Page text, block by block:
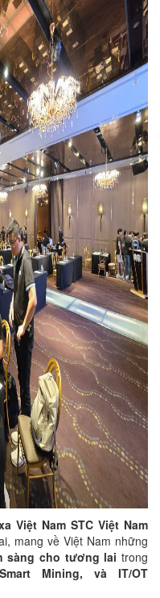
Việt Nam STC Việt Nam
mang về Việt Nam những
sàng cho tương lai trong
Mining, và IT/OT